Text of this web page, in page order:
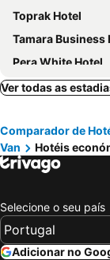
Toprak Hotel
Tamara Business
Pera White Hotel
Hotel Fuat
Ver todas as
Comparador de
Van
Hotéis
Selecione o seu país
Adicionar no